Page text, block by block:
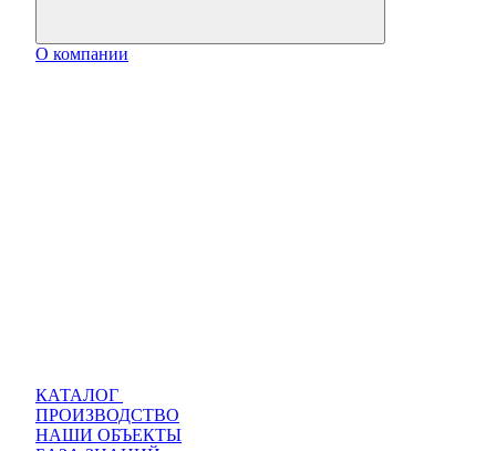
О компании
КАТАЛОГ
ПРОИЗВОДСТВО
НАШИ ОБЪЕКТЫ